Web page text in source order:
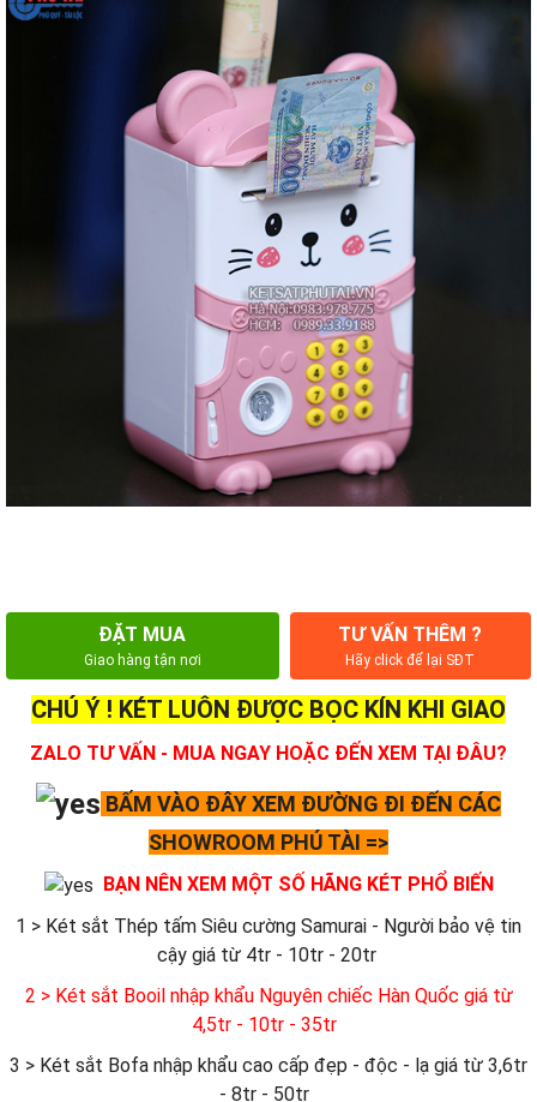
ĐẶT MUA
Giao hàng tận nơi
TƯ VẤN THÊM ?
Hãy click để lại SĐT
CHÚ Ý ! KÉT LUÔN ĐƯỢC BỌC KÍN KHI GIAO
ZALO TƯ VẤN - MUA NGAY HOẶC ĐẾN XEM TẠI ĐÂU?
BẤM VÀO ĐÂY XEM ĐƯỜNG ĐI ĐẾN CÁC
SHOWROOM PHÚ TÀI =>
BẠN NÊN XEM MỘT SỐ HÃNG KÉT PHỔ BIẾN
1 > Két sắt Thép tấm Siêu cường Samurai - Người bảo vệ tin
cậy giá từ 4tr - 10tr - 20tr
2 > Két sắt Booil nhập khẩu Nguyên chiếc Hàn Quốc giá từ
4,5tr - 10tr - 35tr
3 > Két sắt Bofa nhập khẩu cao cấp đẹp - độc - lạ giá từ 3,6tr
- 8tr - 50tr